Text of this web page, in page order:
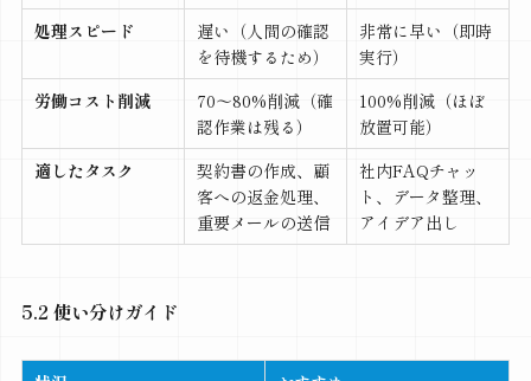
処理スピード
遅い（人間の確認
を待機するため）
非常に早い（即時
実行）
労働コスト削減
70〜80%削減（確
認作業は残る）
100%削減（ほぼ
放置可能）
適したタスク
契約書の作成、顧
客への返金処理、
重要メールの送信
社内FAQチャッ
ト、データ整理、
アイデア出し
5.2 使い分けガイド